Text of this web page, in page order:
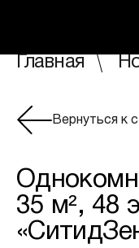
Главная
Вернуться к
35 м², 48